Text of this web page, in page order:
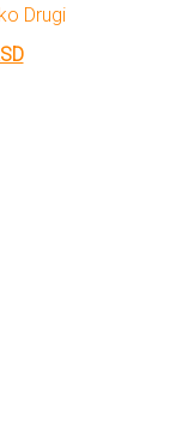
Drugi
Trenutna